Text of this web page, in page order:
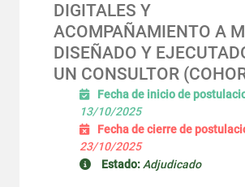
DIGITALES Y
ACOMPAÑAMIENTO A
DISEÑADO Y
UN CONSULTOR
Fecha de inicio de
13/10/2025
Fecha de cierre de
23/10/2025
Estado: Adjudicado